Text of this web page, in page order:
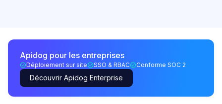
Apidog pour les entreprises
Déploiement sur site SSO & RBAC Conforme SOC 2
Découvrir Apidog Enterprise